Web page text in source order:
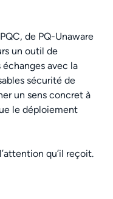
de PQ-Unaware
un outil de
avec la
sécurité de
un sens concret à
le déploiement
qu’il reçoit.